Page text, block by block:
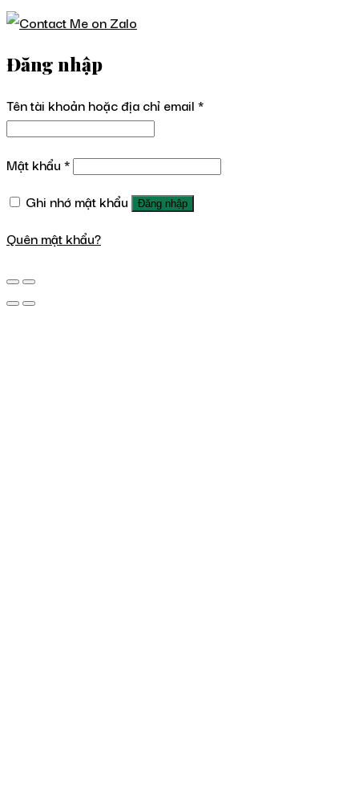
Đăng nhập
Tên tài khoản hoặc địa chỉ email*
Mật khẩu*
Ghi nhớ mật khẩu
Đăng nhập
Quên mật khẩu?